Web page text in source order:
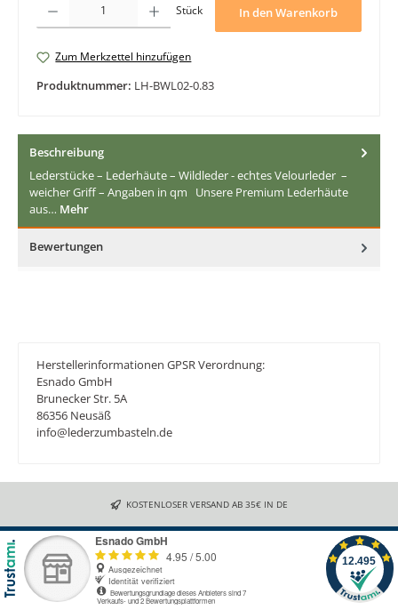
Stück In den Warenkorb
Zum Merkzettel hinzufügen
Produktnummer: LH-BWL02-0.83
Beschreibung
Lederstücke – Lederhäute – Wildleder - echtes Velourleder –
weicher Griff – Angaben in qm Unsere Premium Lederhäute
aus… Mehr
Bewertungen
Herstellerinformationen GPSR Verordnung:
Esnado GmbH
Brunecker Str. 5A
86356 Neusäß
info@lederzumbasteln.de
KOSTENLOSER VERSAND AB 35€ IN DE